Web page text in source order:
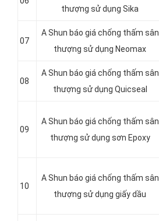
thượng sử dụng Sika
07
A Shun báo giá chống thấm sân
thượng sử dụng Neomax
08
A Shun báo giá chống thấm sân
thượng sử dụng Quicseal
09
A Shun báo giá chống thấm sân
thượng sử dụng sơn Epoxy
10
A Shun báo giá chống thấm sân
thượng sử dụng giấy dầu